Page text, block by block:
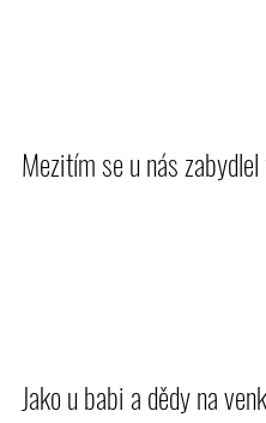
Mezitím se u nás
Jako u babi a dědy na